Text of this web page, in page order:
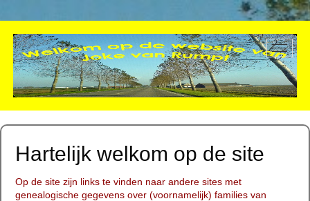
Hartelijk welkom op de site
Op de site zijn links te vinden naar andere sites met
genealogische gegevens over (voornamelijk) families van